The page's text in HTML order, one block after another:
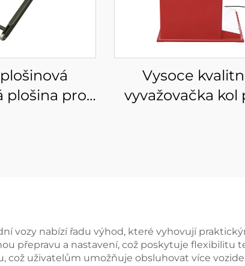
plošina pro
Vysoce
vyvažovačka kol
vozy nabízí řadu výhod, které vyhovují
přepravu a nastavení, což poskytuje flexibilitu
uživatelům umožňuje obsluhovat více